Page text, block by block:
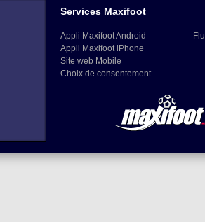
Services Maxifoot
Appli Maxifoot Android
Appli Maxifoot iPhone
Site web Mobile
Choix de consentement